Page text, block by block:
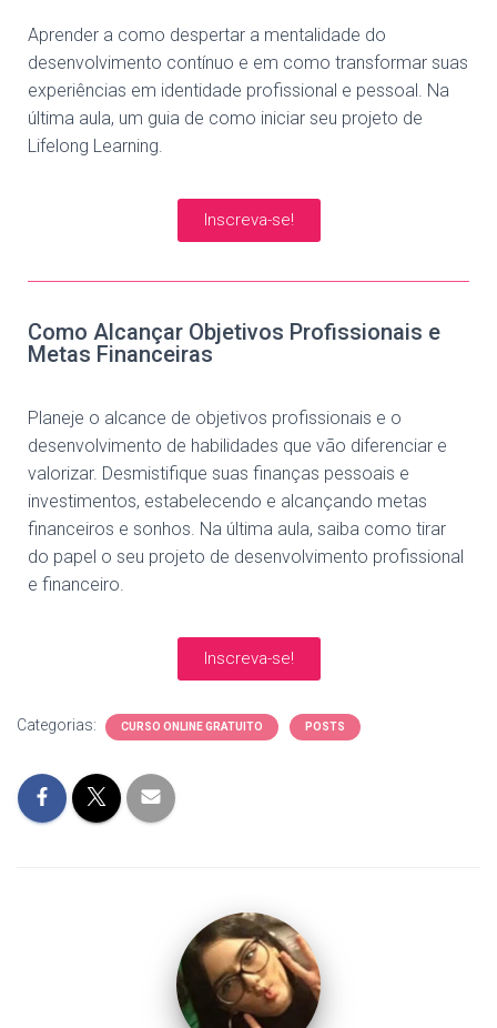
Aprender a como despertar a mentalidade do
desenvolvimento contínuo e em como transformar suas
experiências em identidade profissional e pessoal. Na
última aula, um guia de como iniciar seu projeto de
Lifelong Learning.
Inscreva-se!
Como Alcançar Objetivos Profissionais e
Metas Financeiras
Planeje o alcance de objetivos profissionais e o
desenvolvimento de habilidades que vão diferenciar e
valorizar. Desmistifique suas finanças pessoais e
investimentos, estabelecendo e alcançando metas
financeiros e sonhos. Na última aula, saiba como tirar
do papel o seu projeto de desenvolvimento profissional
e financeiro.
Inscreva-se!
Categorias: CURSO ONLINE GRATUITO POSTS